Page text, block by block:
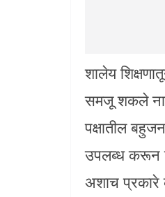
शालेय
समजू शकले
पक्षातील
उपलब्ध करून
अशाच प्रकारे